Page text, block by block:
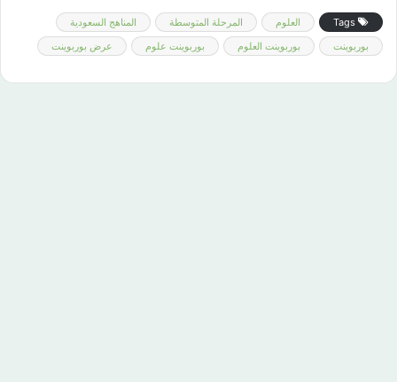
العلوم المرحلة المتوسطة
المناهج السعودية
بوربوينت
بوربوينت العلوم بوربوينت علوم عرض بوربوينت